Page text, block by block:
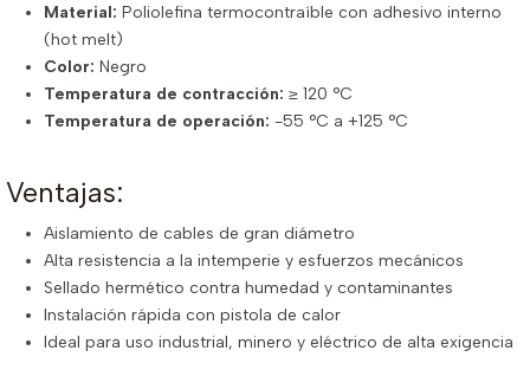
Material: Poliolefina termocontraíble con adhesivo interno
(hot melt)
Color: Negro
Temperatura de contracción: ≥ 120 °C
Temperatura de operación: -55 °C a +125 °C
Ventajas:
Aislamiento de cables de gran diámetro
Alta resistencia a la intemperie y esfuerzos mecánicos
Sellado hermético contra humedad y contaminantes
Instalación rápida con pistola de calor
Ideal para uso industrial, minero y eléctrico de alta exigencia